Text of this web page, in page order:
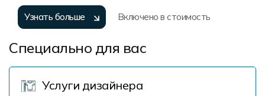
Узнать больше Включено в стоимость
Специально для вас
Услуги дизайнера